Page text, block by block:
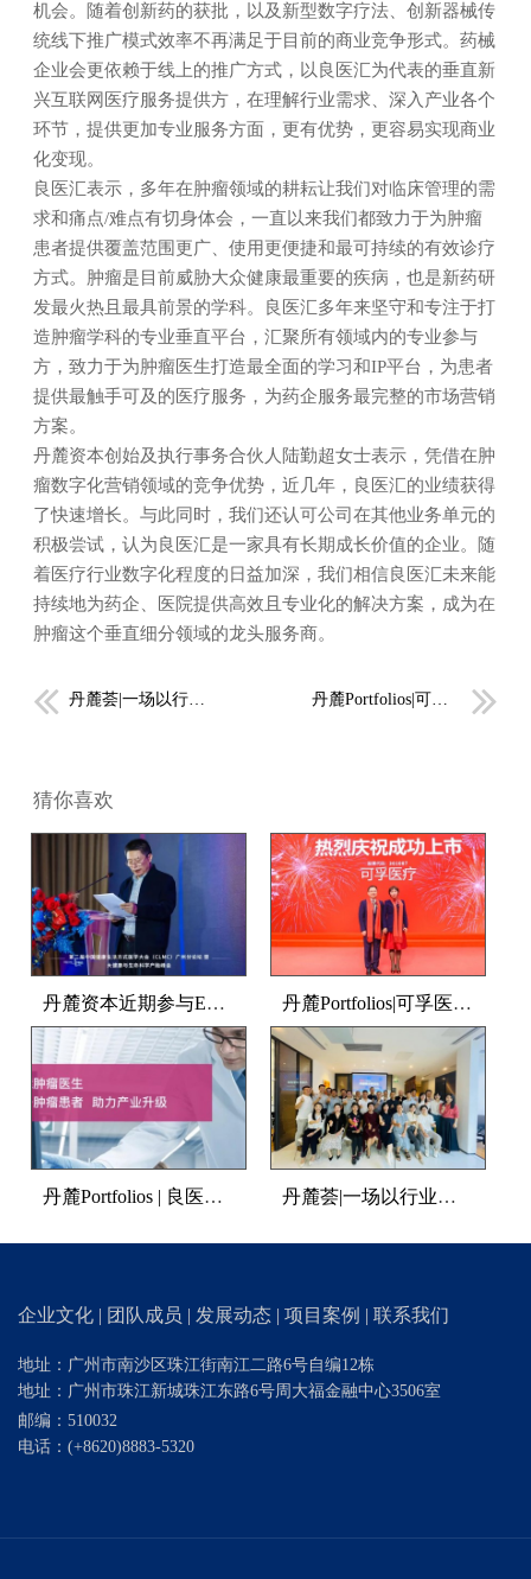
机会。随着创新药的获批，以及新型数字疗法、创新器械传
统线下推广模式效率不再满足于目前的商业竞争形式。药械
企业会更依赖于线上的推广方式，以良医汇为代表的垂直新
兴互联网医疗服务提供方，在理解行业需求、深入产业各个
环节，提供更加专业服务方面，更有优势，更容易实现商业
化变现。
良医汇表示，多年在肿瘤领域的耕耘让我们对临床管理的需
求和痛点/难点有切身体会，一直以来我们都致力于为肿瘤
患者提供覆盖范围更广、使用更便捷和最可持续的有效诊疗
方式。肿瘤是目前威胁大众健康最重要的疾病，也是新药研
发最火热且最具前景的学科。良医汇多年来坚守和专注于打
造肿瘤学科的专业垂直平台，汇聚所有领域内的专业参与
方，致力于为肿瘤医生打造最全面的学习和IP平台，为患者
提供最触手可及的医疗服务，为药企服务最完整的市场营销
方案。
丹麓资本创始及执行事务合伙人陆勤超女士表示，凭借在肿
瘤数字化营销领域的竞争优势，近几年，良医汇的业绩获得
了快速增长。与此同时，我们还认可公司在其他业务单元的
积极尝试，认为良医汇是一家具有长期成长价值的企业。随
着医疗行业数字化程度的日益加深，我们相信良医汇未来能
持续地为药企、医院提供高效且专业化的解决方案，成为在
肿瘤这个垂直细分领域的龙头服务商。
丹麓荟|一场以行业分享为媒的CEO聚会，合作共赢未来 丹麓Portfolios|可孚医疗正式挂牌上市
猜你喜欢
丹麓资本近期参与ESG及产融联盟精简合辑 丹麓Portfolios|可孚医疗正式挂牌上市
丹麓Portfolios | 良医汇完成数亿元人民币C+轮融资，老股东丹麓资本继续跟投 丹麓荟|一场以行业分享为媒的CEO聚会，合作共赢未来
企业文化 | 团队成员 | 发展动态 | 项目案例 | 联系我们
地址：广州市南沙区珠江街南江二路6号自编12栋
地址：广州市珠江新城珠江东路6号周大福金融中心3506室
邮编：510032
电话： (+8620)8883-5320